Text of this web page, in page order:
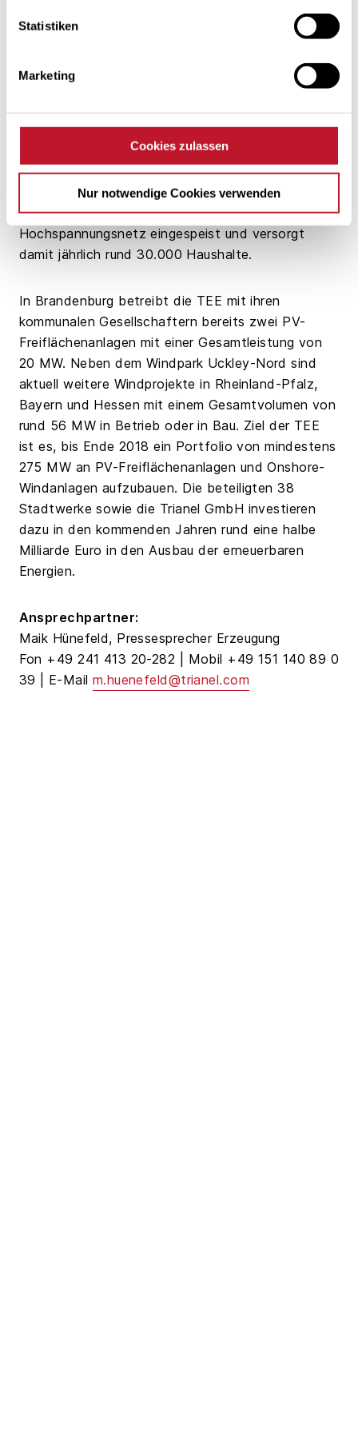
Statistiken
Marketing
Cookies zulassen
Nur notwendige Cookies verwenden
wurden die Anlagen des Typs Nordex N131/3300
Waldflächen des Bundesforsts in unmittelbarer
Bundesautobahn 10. Mit einem Rotordurchmesser
von 131 Metern produzieren die 10 Anlagen des
Windparks rund 87 Millionen Kilowattstunden
(kWh) Strom pro Jahr. Über ein eigens errichtetes
Umspannwerk in der Nähe der Windkraftanlagen
wird der produzierte Strom in das 110-kV-
Hochspannungsnetz eingespeist und versorgt
damit jährlich rund 30.000 Haushalte.
In Brandenburg betreibt die TEE mit ihren
kommunalen Gesellschaftern bereits zwei PV-
Freiflächenanlagen mit einer Gesamtleistung von
20 MW. Neben dem Windpark Uckley-Nord sind
aktuell weitere Windprojekte in Rheinland-Pfalz,
Bayern und Hessen mit einem Gesamtvolumen von
rund 56 MW in Betrieb oder in Bau. Ziel der TEE
ist es, bis Ende 2018 ein Portfolio von mindestens
275 MW an PV-Freiflächenanlagen und Onshore-
Windanlagen aufzubauen. Die beteiligten 38
Stadtwerke sowie die Trianel GmbH investieren
dazu in den kommenden Jahren rund eine halbe
Milliarde Euro in den Ausbau der erneuerbaren
Energien.
Ansprechpartner:
Maik Hünefeld, Pressesprecher Erzeugung
Fon +49 241 413 20-282 | Mobil +49 151 140 89 0
39 | E-Mail m.huenefeld@trianel.com